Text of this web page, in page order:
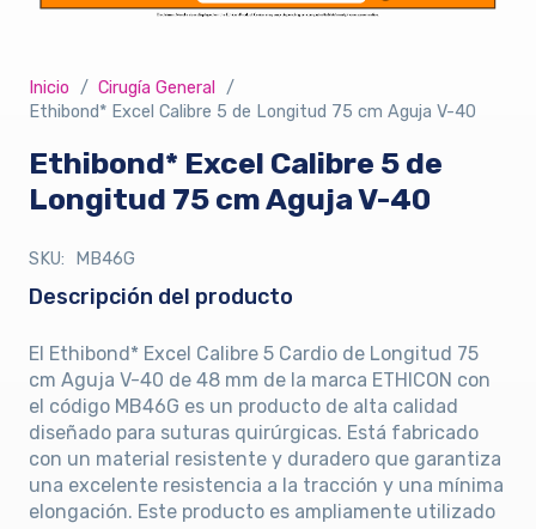
Inicio / Cirugía General
/
Ethibond* Excel Calibre 5 de Longitud 75 cm Aguja V-40
Ethibond* Excel Calibre 5 de
Longitud 75 cm Aguja V-40
SKU: MB46G
Descripción del producto
El Ethibond* Excel Calibre 5 Cardio de Longitud 75
cm Aguja V-40 de 48 mm de la marca ETHICON con
el código MB46G es un producto de alta calidad
diseñado para suturas quirúrgicas. Está fabricado
con un material resistente y duradero que garantiza
una excelente resistencia a la tracción y una mínima
elongación. Este producto es ampliamente utilizado